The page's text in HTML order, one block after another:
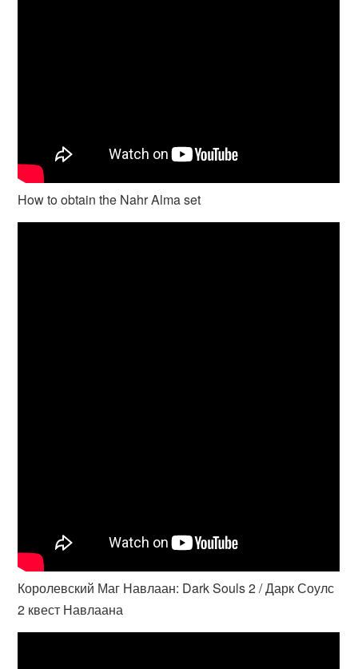
How to obtain the Nahr Alma set
Королевский Маг Навлаан: Dark Souls 2 / Дарк Соулс
2 квест Навлаана